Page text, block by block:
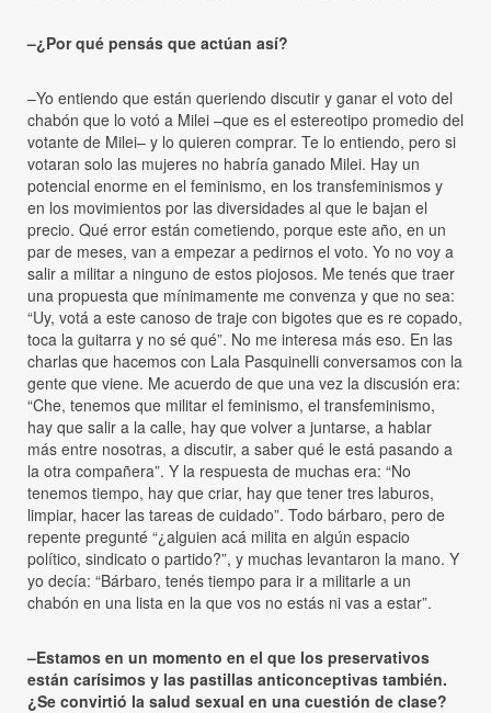
–¿Por qué pensás que actúan así?
–Yo entiendo que están queriendo discutir y ganar el voto del
chabón que lo votó a Milei –que es el estereotipo promedio del
votante de Milei– y lo quieren comprar. Te lo entiendo, pero si
votaran solo las mujeres no habría ganado Milei. Hay un
potencial enorme en el feminismo, en los transfeminismos y
en los movimientos por las diversidades al que le bajan el
precio. Qué error están cometiendo, porque este año, en un
par de meses, van a empezar a pedirnos el voto. Yo no voy a
salir a militar a ninguno de estos piojosos. Me tenés que traer
una propuesta que mínimamente me convenza y que no sea:
“Uy, votá a este canoso de traje con bigotes que es re copado,
toca la guitarra y no sé qué”. No me interesa más eso. En las
charlas que hacemos con Lala Pasquinelli conversamos con la
gente que viene. Me acuerdo de que una vez la discusión era:
“Che, tenemos que militar el feminismo, el transfeminismo,
hay que salir a la calle, hay que volver a juntarse, a hablar
más entre nosotras, a discutir, a saber qué le está pasando a
la otra compañera”. Y la respuesta de muchas era: “No
tenemos tiempo, hay que criar, hay que tener tres laburos,
limpiar, hacer las tareas de cuidado”. Todo bárbaro, pero de
repente pregunté “¿alguien acá milita en algún espacio
político, sindicato o partido?”, y muchas levantaron la mano. Y
yo decía: “Bárbaro, tenés tiempo para ir a militarle a un
chabón en una lista en la que vos no estás ni vas a estar”.
–Estamos en un momento en el que los preservativos
están carísimos y las pastillas anticonceptivas también.
¿Se convirtió la salud sexual en una cuestión de clase?